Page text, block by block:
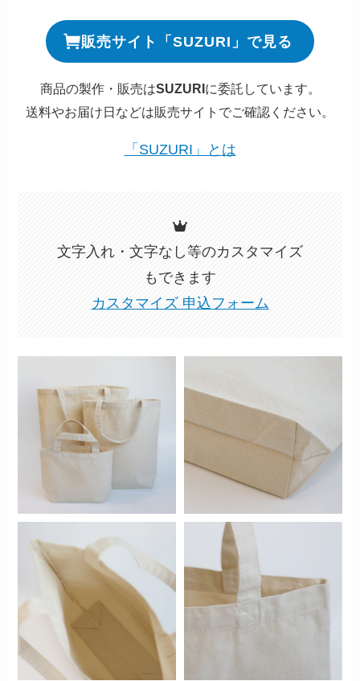
販売サイト「SUZURI」で見る
商品の製作・販売はSUZURIに委託しています。
送料やお届け日などは販売サイトでご確認ください。
「SUZURI」とは
文字入れ・文字なし等のカスタマイズ
もできます
カスタマイズ 申込フォーム